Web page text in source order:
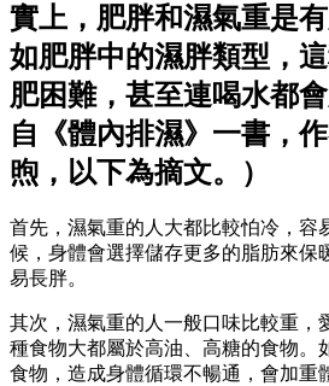
實上，肥胖和濕氣重是
如肥胖中的濕胖類型，
肥困難，甚至連喝水都
自《體內排濕》一書，
煦，以下為摘文。）
首先，濕氣重的人大都比較怕冷，容
候，身體會選擇儲存更多的脂肪來保
易長胖。
其次，濕氣重的人一般口味比較重，
種食物大都屬於高油、高糖的食物。
食物，造成身體循環不暢通，會加重